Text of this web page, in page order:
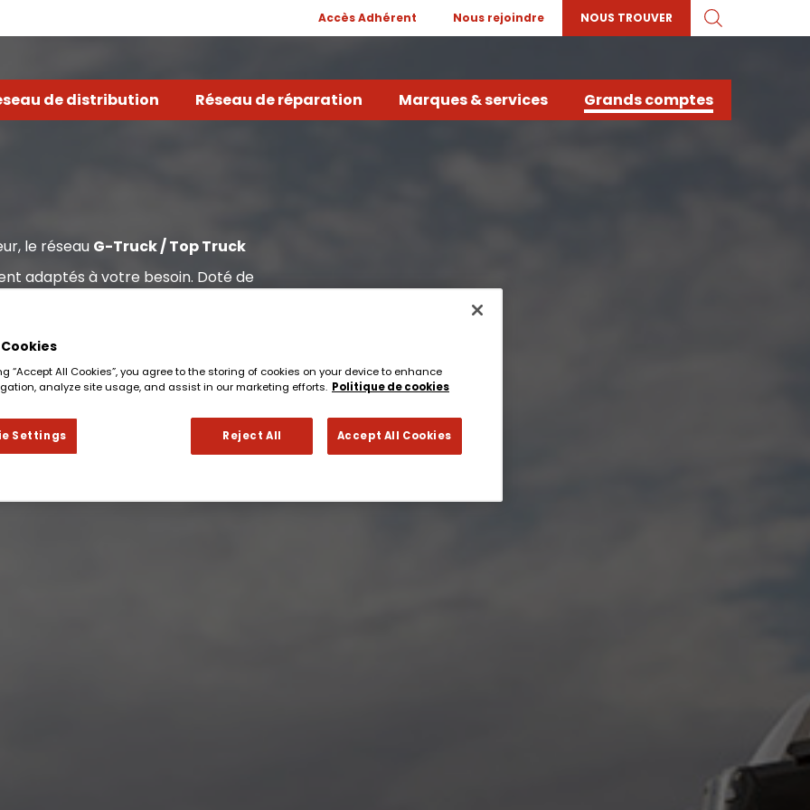
Accès Adhérent Nous rejoindre NOUS TROUVER
de distribution Réseau de réparation Marques & services Grands comptes
le réseau G-Truck / Top Truck
adaptés à votre besoin. Doté de
“Accept All Cookies”, you agree to the storing of cookies on your device to enhance
analyze site usage, and assist in our marketing efforts. Politique de cookies
Reject All Accept All Cookies
Settings